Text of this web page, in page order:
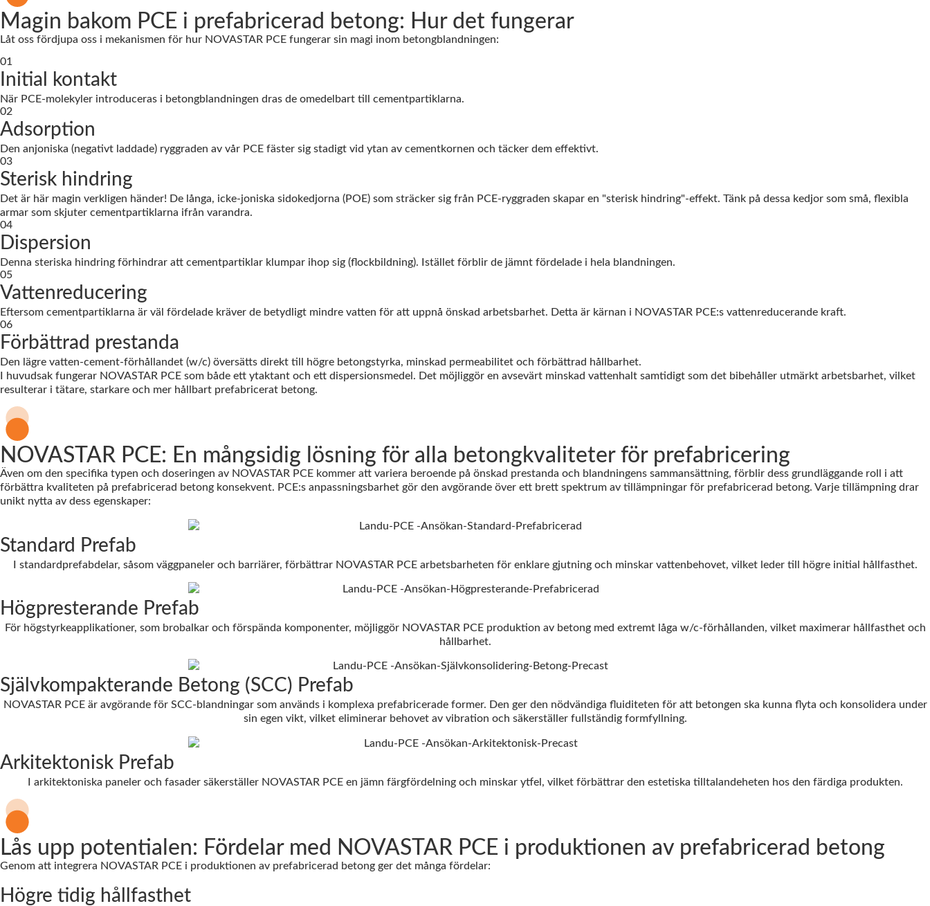
Magin bakom PCE i prefabricerad betong: Hur det fungerar
Låt oss fördjupa oss i mekanismen för hur NOVASTAR PCE fungerar sin magi inom betongblandningen:
01
Initial kontakt
När PCE-molekyler introduceras i betongblandningen dras de omedelbart till cementpartiklarna.
02
Adsorption
Den anjoniska (negativt laddade) ryggraden av vår PCE fäster sig stadigt vid ytan av cementkornen och täcker dem effektivt.
03
Sterisk hindring
Det är här magin verkligen händer! De långa, icke-joniska sidokedjorna (POE) som sträcker sig från PCE-ryggraden skapar en "sterisk hindring"-effekt. Tänk på dessa kedjor som små, flexibla
armar som skjuter cementpartiklarna ifrån varandra.
04
Dispersion
Denna steriska hindring förhindrar att cementpartiklar klumpar ihop sig (flockbildning). Istället förblir de jämnt fördelade i hela blandningen.
05
Vattenreducering
Eftersom cementpartiklarna är väl fördelade kräver de betydligt mindre vatten för att uppnå önskad arbetsbarhet. Detta är kärnan i NOVASTAR PCE:s vattenreducerande kraft.
06
Förbättrad prestanda
Den lägre vatten-cement-förhållandet (w/c) översätts direkt till högre betongstyrka, minskad permeabilitet och förbättrad hållbarhet.
I huvudsak fungerar NOVASTAR PCE som både ett ytaktant och ett dispersionsmedel. Det möjliggör en avsevärt minskad vattenhalt samtidigt som det bibehåller utmärkt arbetsbarhet, vilket
resulterar i tätare, starkare och mer hållbart prefabricerat betong.
NOVASTAR PCE: En mångsidig lösning för alla betongkvaliteter för prefabricering
Även om den specifika typen och doseringen av NOVASTAR PCE kommer att variera beroende på önskad prestanda och blandningens sammansättning, förblir dess grundläggande roll i att
förbättra kvaliteten på prefabricerad betong konsekvent. PCE:s anpassningsbarhet gör den avgörande över ett brett spektrum av tillämpningar för prefabricerad betong. Varje tillämpning drar
unikt nytta av dess egenskaper:
Standard Prefab
I standardprefabdelar, såsom väggpaneler och barriärer, förbättrar NOVASTAR PCE arbetsbarheten för enklare gjutning och minskar vattenbehovet, vilket leder till högre initial hållfasthet.
Högpresterande Prefab
För högstyrkeapplikationer, som brobalkar och förspända komponenter, möjliggör NOVASTAR PCE produktion av betong med extremt låga w/c-förhållanden, vilket maximerar hållfasthet och
hållbarhet.
Självkompakterande Betong (SCC) Prefab
NOVASTAR PCE är avgörande för SCC-blandningar som används i komplexa prefabricerade former. Den ger den nödvändiga fluiditeten för att betongen ska kunna flyta och konsolidera under
sin egen vikt, vilket eliminerar behovet av vibration och säkerställer fullständig formfyllning.
Arkitektonisk Prefab
I arkitektoniska paneler och fasader säkerställer NOVASTAR PCE en jämn färgfördelning och minskar ytfel, vilket förbättrar den estetiska tilltalandeheten hos den färdiga produkten.
Lås upp potentialen: Fördelar med NOVASTAR PCE i produktionen av prefabricerad betong
Genom att integrera NOVASTAR PCE i produktionen av prefabricerad betong ger det många fördelar:
Högre tidig hållfasthet